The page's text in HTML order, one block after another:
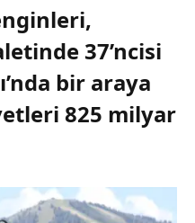
37’ncisi
bir araya
825 milyar